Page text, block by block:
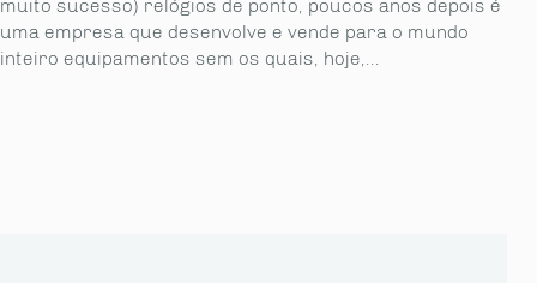
muito sucesso) relógios de ponto, poucos anos depois é
uma empresa que desenvolve e vende para o mundo
inteiro equipamentos sem os quais, hoje,...